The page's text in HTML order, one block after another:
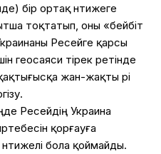
бір ортақ нәтижеге
тоқтатып, оны «бейбіт
Ресейге қарсы
геосаяси тірек ретінде
жан-жақты әрі
Ресейдің Украина
қорғауға
бола қоймайды.